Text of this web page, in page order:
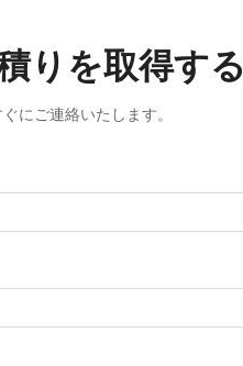
りを取得する
にご連絡いたします。